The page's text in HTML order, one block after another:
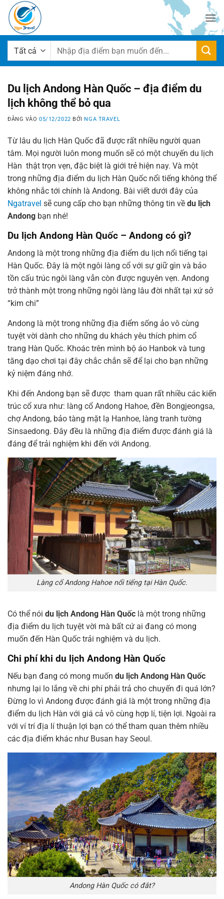
qua
dung
Tìm
Du lịch Andong Hàn Quốc – địa điểm du
lịch không thể bỏ qua
ĐĂNG VÀO05/12/2022 BỞI NGA TRAVEL
Từ lâu du lịch Hàn Quốc đã được rất nhiều người quan
tâm. Mọi người luôn mong muốn sẽ có một chuyến du lịch
Hàn thật trọn vẹn, đặc biệt là giới trẻ hiện nay. Và một
trong những địa điểm du lịch Hàn Quốc nổi tiếng không thể
không nhắc tới chính là Andong. Bài viết dưới đây của
Ngatravel sẽ cung cấp cho bạn những thông tin về du lịch
Andong bạn nhé!
Du lịch Andong Hàn Quốc – Andong có gì?
Andong là một trong những địa điểm du lịch nổi tiếng tại
Hàn Quốc. Đây là một ngôi làng cổ với sự giữ gìn và bảo
tồn cấu trúc ngôi làng vẫn còn được nguyên vẹn. Andong
trở thành một trong những ngôi làng lâu đời nhất tại xứ sở
“kim chi”
Andong là một trong những địa điểm sống ảo vô cùng
tuyệt vời dành cho những du khách yêu thích phim cổ
trang Hàn Quốc. Khoác trên mình bộ áo Hanbok và tung
tăng dạo chơi tại đây chắc chắn sẽ để lại cho bạn những
kỷ niệm đáng nhớ.
Khi đến Andong bạn sẽ được tham quan rất nhiều các kiến
trúc cổ xưa như: làng cổ Andong Hahoe, đền Bongjeongsa,
chợ Andong, bảo tàng mặt lạ Hanhoe, làng tranh tường
Sinsaedong. Đây đều là những địa điểm được đánh giá là
đáng để trải nghiệm khi đến với Andong.
Làng cổ Andong Hahoe nổi tiếng tại Hàn Quốc.
Có thể nói du lịch Andong Hàn Quốc là một trong những
địa điểm du lịch tuyệt vời mà bất cứ ai đang có mong
muốn đến Hàn Quốc trải nghiệm và du lịch.
Chi phí khi du lịch Andong Hàn Quốc
Nếu bạn đang có mong muốn du lịch Andong Hàn Quốc
nhưng lại lo lắng về chi phí phải trả cho chuyến đi quá lớn?
Đừng lo vì Andong được đánh giá là một trong những địa
điểm du lịch Hàn với giá cả vô cùng hợp lí, tiện lợi. Ngoài ra
với ví trí địa lí thuận lợi bạn có thể tham quan thêm nhiều
các địa điểm khác như Busan hay Seoul.
Andong Hàn Quốc có đắt?